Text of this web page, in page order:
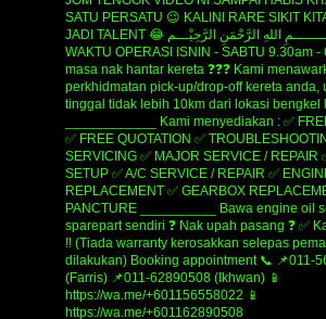
SATU PERSATU 😉 KALINI RARE SIKIT
JADI TALENT 😂 ‎‎‎ﺑِﺴْــــــــــــــــﻢِ ﺍﻟﻠﻪِ ﺍﻟﺮَّﺣْﻤَﻦِ ﺍﻟﺮَّﺣِﻴْـــﻢ
WAKTU OPERASI ISNIN - SABTU 9.30am
masa nak hantar kereta ❓❓❓ Kami
perkhidmatan pick-up/drop-off kereta anda,
tinggal tidak lebih 10km dari lokasi bengkel
____________ Kami menyediakan : ✅
✅ FREE QUOTATION ✅
SERVICING ✅ MAJOR SERVICE / REPAIR
SETUP ✅ A/C SERVICE / REPAIR ✅
REPLACEMENT ✅ GEARBOX
PANCTURE __________ Bawa engine oil
sparepart sendiri ❓ Nak upah pasang ❓ ✅
‼️ (Tiada warranty kerosakkan selepas
dilakukan) Booking appointment 📞 📌011-
(Farris) 📌011-62890508 (Ikhwan) 📱
https://wa.me/+601156558022 📱
https://wa.me/+601162890508